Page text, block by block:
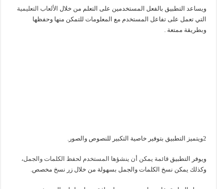
ويساعد التطبيق بالفعل المستخدمين على التعلم من خلال الألعاب التعليمية
التي تعمل على تفاعل المستخدم مع المعلومات للتمكن منها وحفظها
وبطريقة ممتعة .
2ويتميز التطبيق بتوفير خاصية التكبير للنصوص والصور.
ويوفر التطبيققائمة يمكن أن ينشؤها المستخدم لحفظ الكلمات والجمل،
وكذلك يمكن نسخ الكلمات والجمل بسهولة من خلال زر نسخ مخصص.